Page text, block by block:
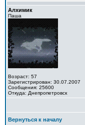
Алхимик
Паша
Возраст: 57
Зарегистрирован: 30.07.2007
Сообщения: 25600
Откуда: Днепропетровск
Вернуться к началу